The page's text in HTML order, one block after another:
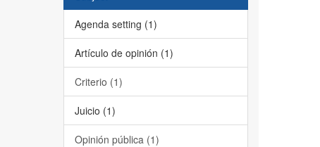
Agenda setting (1)
Artículo de opinión (1)
Criterio (1)
Juicio (1)
Opinión pública (1)